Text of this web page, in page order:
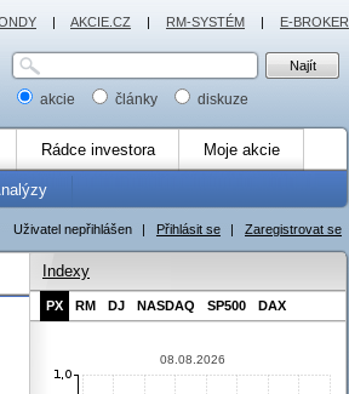
akcie články diskuze
Rádce investora Moje akcie
Uživatel nepřihlášen | Přihlásit se | Zaregistrovat se
Indexy
PX RM DJ NASDAQ SP500 DAX
08.08.2026
| AKCIE.CZ | RM-SYSTÉM | E-BROKER